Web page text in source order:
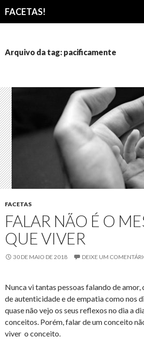
FACETAS!
CONTEÚDO
Arquivo da tag: pacificamente
FACETAS
FALAR NÃO É O
QUE VIVER
30 DE MAIO DE 2018 DEIXE UM
Nunca vi tantas pessoas falando de amor,
de autenticidade e de empatia como nos
quase não vejo os seus reflexos no dia a
conceitos. Porém, falar de um conceito
viver o conceito.